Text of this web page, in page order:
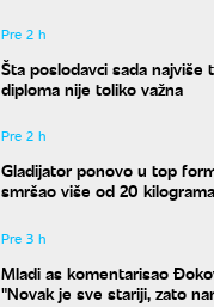
Pre 2 h
Šta poslodavci sada najviše
diploma nije toliko važna
Pre 2 h
Gladijator ponovo u top
smršao više od 20
Pre 3 h
Mladi as komentarisao
"Novak je sve stariji, zato